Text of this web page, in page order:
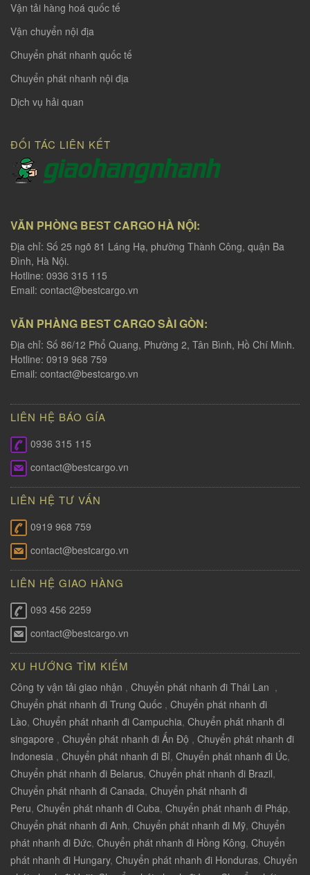
Vận tải hàng hoá quốc tế
Vận chuyển nội địa
Chuyển phát nhanh quốc tế
Chuyển phát nhanh nội địa
Dịch vụ hải quan
ĐỐI TÁC LIÊN KẾT
VĂN PHÒNG BEST CARGO HÀ NỘI:
Địa chỉ: Số 25 ngõ 81 Láng Hạ, phường Thành Công, quận Ba
Đình, Hà Nội.
Hotline: 0936 315 115
Email: contact@bestcargo.vn
VĂN PHÀNG BEST CARGO SÀI GÒN:
Địa chỉ: Số 86/12 Phổ Quang, Phường 2, Tân Bình, Hồ Chí Minh.
Hotline: 0919 968 759
Email: contact@bestcargo.vn
LIÊN HỆ BÁO GÍA
0936 315 115
contact@bestcargo.vn
LIÊN HỆ TƯ VẤN
0919 968 759
contact@bestcargo.vn
LIÊN HỆ GIAO HÀNG
093 456 2259
contact@bestcargo.vn
XU HƯỚNG TÌM KIẾM
Công ty vận tải giao nhận , Chuyển phát nhanh đi Thái Lan ,
Chuyển phát nhanh đi Trung Quốc , Chuyển phát nhanh đi
Lào, Chuyển phát nhanh đi Campuchia, Chuyển phát nhanh đi
singapore , Chuyển phát nhanh đi Ấn Độ , Chuyển phát nhanh đi
Indonesia , Chuyển phát nhanh đi Bỉ, Chuyển phát nhanh đi Úc,
Chuyển phát nhanh đi Belarus, Chuyển phát nhanh đi Brazil,
Chuyển phát nhanh đi Canada, Chuyển phát nhanh đi
Peru, Chuyển phát nhanh đi Cuba, Chuyển phát nhanh đi Pháp,
Chuyển phát nhanh đi Anh, Chuyển phát nhanh đi Mỹ, Chuyển
phát nhanh đi Đức, Chuyển phát nhanh đi Hồng Kông, Chuyển
phát nhanh đi Hungary, Chuyển phát nhanh đi Honduras, Chuyển